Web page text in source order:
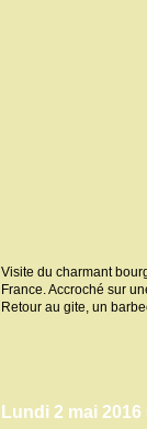
Visite du charmant
France. Accroché sur
Retour au gite, un
Lundi 2 mai